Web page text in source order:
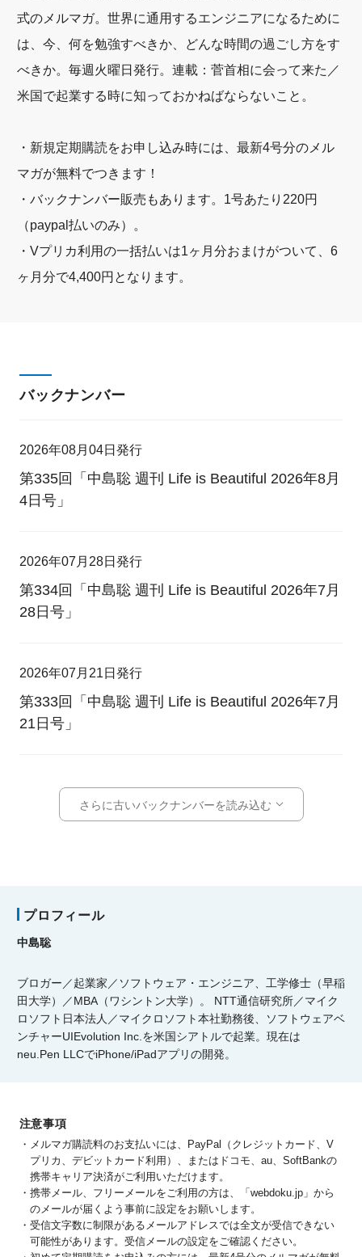
式のメルマガ。世界に通用するエンジニアになるために
は、今、何を勉強すべきか、どんな時間の過ごし方をす
べきか。毎週火曜日発行。連載：菅首相に会って来た／
米国で起業する時に知っておかねばならないこと。
・新規定期購読をお申し込み時には、最新4号分のメル
マガが無料でつきます！
・バックナンバー販売もあります。1号あたり220円
（paypal払いのみ）。
・Vプリカ利用の一括払いは1ヶ月分おまけがついて、6
ヶ月分で4,400円となります。
バックナンバー
2026年08月04日発行
第335回「中島聡 週刊 Life is Beautiful 2026年8月
4日号」
2026年07月28日発行
第334回「中島聡 週刊 Life is Beautiful 2026年7月
28日号」
2026年07月21日発行
第333回「中島聡 週刊 Life is Beautiful 2026年7月
21日号」
さらに古いバックナンバーを読み込む
プロフィール
中島聡
ブロガー／起業家／ソフトウェア・エンジニア、工学修士（早稲
田大学）／MBA（ワシントン大学）。 NTT通信研究所／マイク
ロソフト日本法人／マイクロソフト本社勤務後、ソフトウェアベ
ンチャーUIEvolution Inc.を米国シアトルで起業。現在は
neu.Pen LLCでiPhone/iPadアプリの開発。
注意事項
メルマガ購読料のお支払いには、PayPal（クレジットカード、V
プリカ、デビットカード利用）、またはドコモ、au、SoftBankの
携帯キャリア決済がご利用いただけます。
携帯メール、フリーメールをご利用の方は、「webdoku.jp」から
のメールが届くよう事前に設定をお願いします。
受信文字数に制限があるメールアドレスでは全文が受信できない
可能性があります。受信メールの設定をご確認ください。